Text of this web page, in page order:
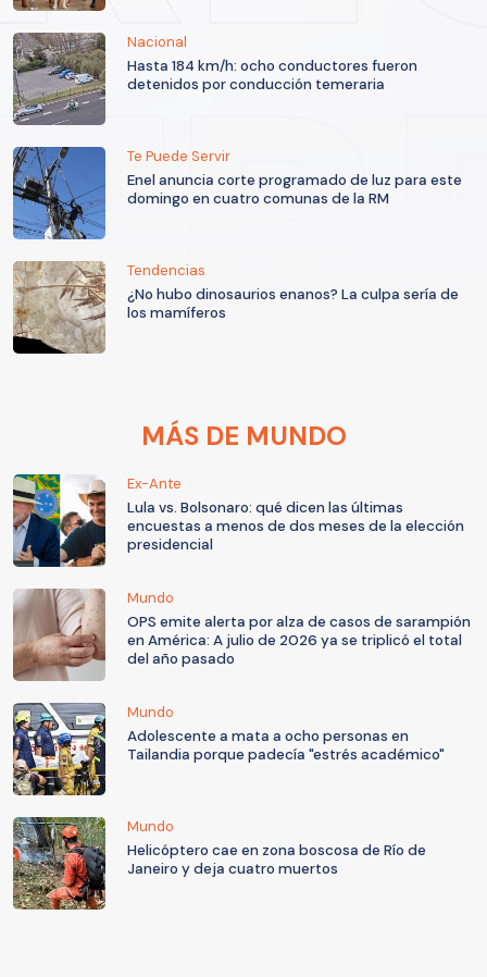
Nacional
Hasta 184 km/h: ocho conductores fueron
detenidos por conducción temeraria
Te Puede Servir
Enel anuncia corte programado de luz para este
domingo en cuatro comunas de la RM
Tendencias
¿No hubo dinosaurios enanos? La culpa sería de
los mamíferos
MÁS DE MUNDO
Ex-Ante
Lula vs. Bolsonaro: qué dicen las últimas
encuestas a menos de dos meses de la elección
presidencial
Mundo
OPS emite alerta por alza de casos de sarampión
en América: A julio de 2026 ya se triplicó el total
del año pasado
Mundo
Adolescente a mata a ocho personas en
Tailandia porque padecía "estrés académico"
Mundo
Helicóptero cae en zona boscosa de Río de
Janeiro y deja cuatro muertos